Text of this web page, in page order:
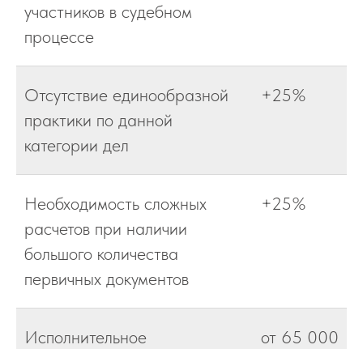
участников в судебном
процессе
Отсутствие единообразной
практики по данной
категории дел
+25%
Необходимость сложных
расчетов при наличии
большого количества
первичных документов
+25%
Исполнительное
от 65 000